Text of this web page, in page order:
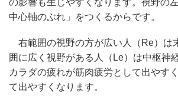
の影響も生じやすくなります。視野の
中心軸のぶれ」をつくるからです。
右範囲の視野の方が広い人（Re）は
囲に広く視野がある人（Le）は中枢神
カラダの疲れが筋肉疲労として出やす
て出やすくなります。